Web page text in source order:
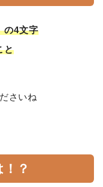
の4文字
と
さいね
？